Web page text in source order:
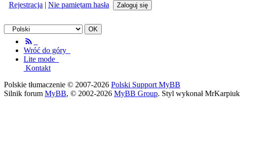
Rejestracja | Nie pamiętam hasła
Wróć do góry
Lite mode
Kontakt
Polskie tłumaczenie © 2007-2026 Polski Support MyBB
Silnik forum MyBB, © 2002-2026 MyBB Group. Styl wykonał MrKarpiuk